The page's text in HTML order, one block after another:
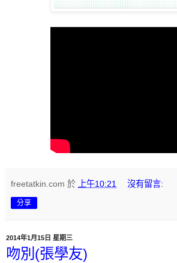
freetatkin.com 於 上午10:21 沒有留言:
分享
2014年1月15日 星期三
吻別(張學友)